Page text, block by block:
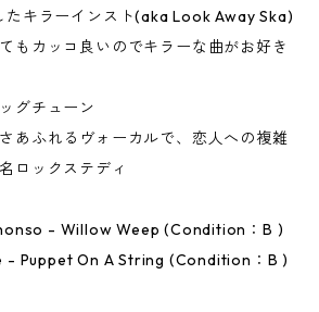
たキラーインスト(aka Look Away Ska)
もカッコ良いのでキラーな曲がお好き
グチューン
あふれるヴォーカルで、恋人への複雑
ロックステディ
- Willow Weep (Condition：B )
- Puppet On A String (Condition：B )